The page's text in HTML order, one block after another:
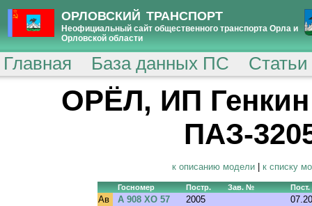
ОРЛОВСКИЙ ТРАНСПОРТ
Неофициальный сайт общественного транспорта Орла и
Орловской области
Главная База данных ПС
ОРЁЛ, ИП
ПАЗ-
к описанию модели к списку
Госномер Постр. Зав. № Пост.
Ав А 908 ХО 57 2005